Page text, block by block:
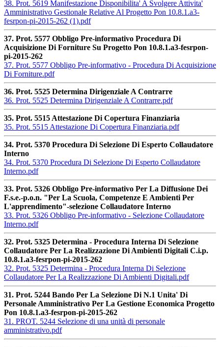
38. Prot. 5619 Manifestazione Disponibilita' A Svolgere Attivita'
Amministrativo Gestionale Relative Al Progetto Pon 10.8.1.a3-
fesrpon-pi-2015-262 (1).pdf
37. Prot. 5577 Obbligo Pre-informativo Procedura Di
Acquisizione Di Forniture Su Progetto Pon 10.8.1.a3-fesrpon-
pi-2015-262
37. Prot. 5577 Obbligo Pre-informativo - Procedura Di Acquisizione
Di Forniture.pdf
36. Prot. 5525 Determina Dirigenziale A Contrarre
36. Prot. 5525 Determina Dirigenziale A Contrarre.pdf
35. Prot. 5515 Attestazione Di Copertura Finanziaria
35. Prot. 5515 Attestazione Di Copertura Finanziaria.pdf
34. Prot. 5370 Procedura Di Selezione Di Esperto Collaudatore
Interno
34. Prot. 5370 Procedura Di Selezione Di Esperto Collaudatore
Interno.pdf
33. Prot. 5326 Obbligo Pre-informativo Per La Diffusione Dei
F.s.e.-p.o.n. "Per La Scuola, Competenze E Ambienti Per
L'apprendimento"-selezione Collaudatore Interno
33. Prot. 5326 Obbligo Pre-informativo - Selezione Collaudatore
Interno.pdf
32. Prot. 5325 Determina - Procedura Interna Di Selezione
Collaudatore Per La Realizzazione Di Ambienti Digitali C.i.p.
10.8.1.a3-fesrpon-pi-2015-262
32. Prot. 5325 Determina - Procedura Interna Di Selezione
Collaudatore Per La Realizzazione Di Ambienti Digitali.pdf
31. Prot. 5244 Bando Per La Selezione Di N.1 Unita' Di
Personale Amministrativo Per La Gestione Economica Progetto
Pon 10.8.1.a3-fesrpon-pi-2015-262
31. PROT. 5244 Selezione di una unità di personale
amministrativo.pdf